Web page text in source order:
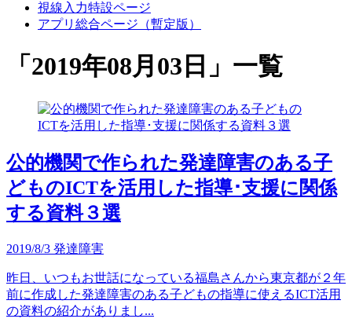
視線入力特設ページ
アプリ総合ページ（暫定版）
「 2019年08月03日 」 一覧
公的機関で作られた発達障害のある子
どものICTを活用した指導･支援に関係
する資料３選
2019/8/3 発達障害
昨日、いつもお世話になっている福島さんから東京都が２年
前に作成した発達障害のある子どもの指導に使えるICT活用
の資料の紹介がありまし...